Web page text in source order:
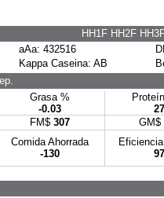
HH1F HH2F
aAa: 432516
Kappa Caseina: AB
Grasa %
-0.03
27
FM$ 307 GM$
Comida Ahorrada
-130
97